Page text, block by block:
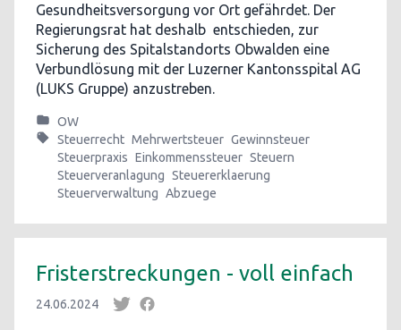
Gesundheitsversorgung vor Ort gefährdet. Der
Regierungsrat hat deshalb entschieden, zur
Sicherung des Spitalstandorts Obwalden eine
Verbundlösung mit der Luzerner Kantonsspital AG
(LUKS Gruppe) anzustreben.
OW
Steuerrecht Mehrwertsteuer Gewinnsteuer
Steuerpraxis Einkommenssteuer Steuern
Steuerveranlagung Steuererklaerung
Steuerverwaltung Abzuege
Fristerstreckungen - voll einfach
24.06.2024